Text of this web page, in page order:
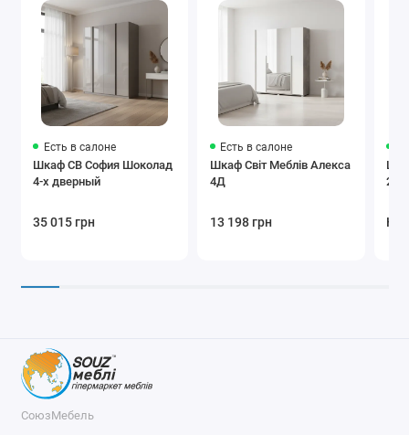
Есть в салоне
Шкаф СВ София Шоколад
4-х дверный
35 015 грн
Есть в салоне
Шкаф Світ Меблів Алекса
4Д
13 198 грн
2Д
СоюзМебель